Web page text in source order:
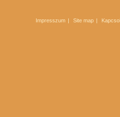
Impresszum Site map